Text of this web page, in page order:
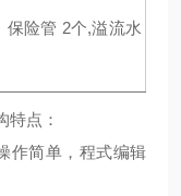
险管 2个,溢流水
特点：
作简单，程式编辑